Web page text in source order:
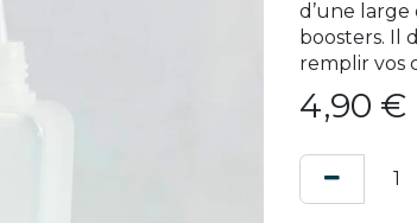
d’une
boosters. Il
remplir vos
4,90 €